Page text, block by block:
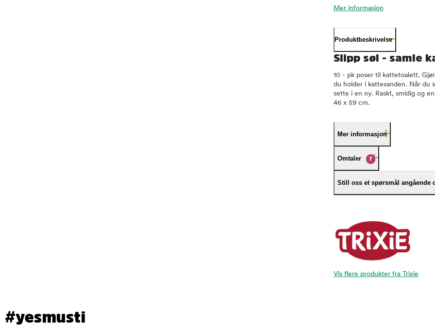
Mer informasjon
Produktbeskrivelse
Slipp søl - samle
10 - pk poser til kattetoalett.
du holder i kattesanden. Når du
sette i en ny. Raskt, smidig og
46 x 59 cm.
Mer informasjon
Omtaler 7
Still oss et spørsmål angående
Vis flere produkter fra Trixie
#yesmusti